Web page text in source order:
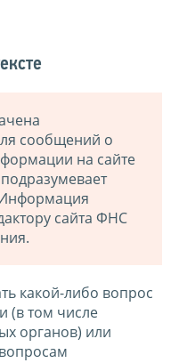
сообщений о
на сайте
сайта ФНС
какой-либо вопрос
(в том числе
органов) или